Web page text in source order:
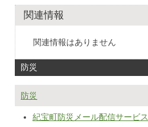
関連情報
関連情報はありません
防災
防災
紀宝町防災メール配信サービス